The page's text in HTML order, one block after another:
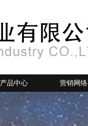
产品中心 营销网络